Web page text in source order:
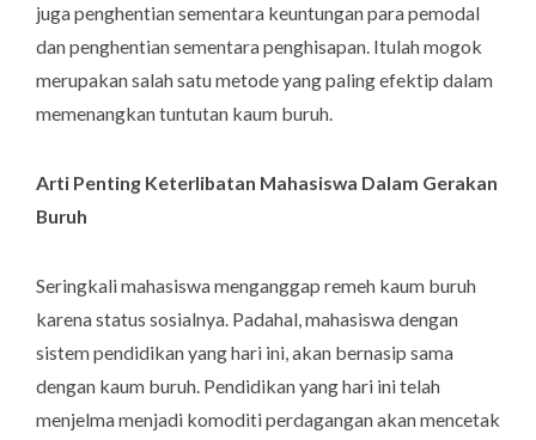
juga penghentian sementara keuntungan para pemodal
dan penghentian sementara penghisapan. Itulah mogok
merupakan salah satu metode yang paling efektip dalam
memenangkan tuntutan kaum buruh.
Arti Penting Keterlibatan Mahasiswa Dalam Gerakan
Buruh
Seringkali mahasiswa menganggap remeh kaum buruh
karena status sosialnya. Padahal, mahasiswa dengan
sistem pendidikan yang hari ini, akan bernasip sama
dengan kaum buruh. Pendidikan yang hari ini telah
menjelma menjadi komoditi perdagangan akan mencetak